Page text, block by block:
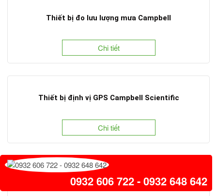
Thiết bị đo lưu lượng mưa Campbell
Chi tiết
Thiết bị định vị GPS Campbell Scientific
Chi tiết
Máy đo tốc độ gió Campbell
0932 606 722 - 0932 648 642